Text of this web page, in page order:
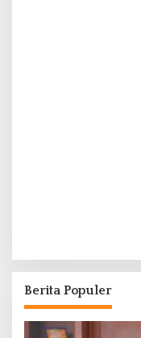
Berita Populer